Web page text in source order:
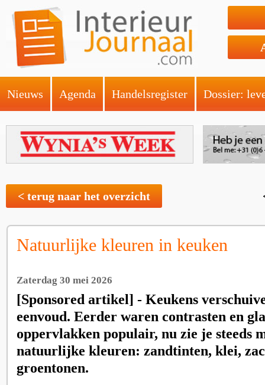
Nieuws Agenda Handelsregister Dossier:
< terug naar het overzicht
Natuurlijke kleuren in keuken
Zaterdag 30 mei 2026
[Sponsored artikel] - Keukens
eenvoud. Eerder waren contrasten en
oppervlakken populair, nu zie je steeds
natuurlijke kleuren: zandtinten, klei,
groentonen.